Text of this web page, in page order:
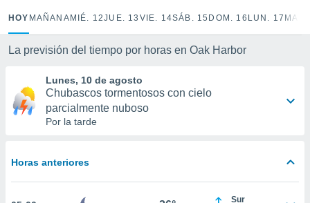
calidad.
a este
las
y
forma
HOY MAÑANA MIÉ. 12JUE. 13 VIE. 14SÁB. 15 DOM. 16 LUN. 17
La previsión del tiempo por horas en Oak Harbor
Lunes, 10 de agosto
Chubascos tormentosos con cielo
parcialmente nuboso
Por la tarde
Horas anteriores
Sur